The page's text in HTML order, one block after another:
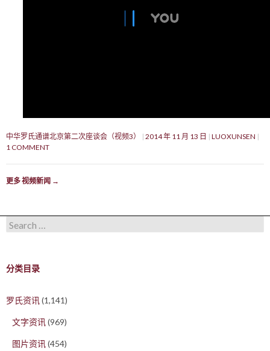
中华罗氏通谱北京第二次座谈会（视频3） 2014 年 11 月 13 日
LUOXUNSEN
1 COMMENT
更多 视频新闻 →
Search for:
分类目录
罗氏资讯(1,141)
文字资讯(969)
图片资讯(454)